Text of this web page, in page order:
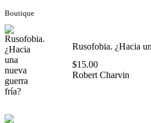
Boutique
Rusofobia. ¿Hacia
$15.00
Robert Charvin